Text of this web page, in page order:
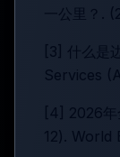
一公里？.
[3] 什么是
Services
[4] 2026
12). World